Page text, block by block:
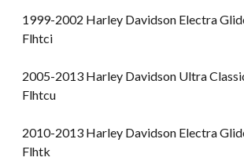
1999-2002 Harley Davidson Electra
Flhtci
2005-2013 Harley Davidson Ultra
Flhtcu
2010-2013 Harley Davidson Electra
Flhtk